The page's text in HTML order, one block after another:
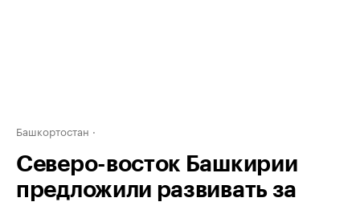
Башкортостан
Северо-восток Башкирии
предложили развивать за